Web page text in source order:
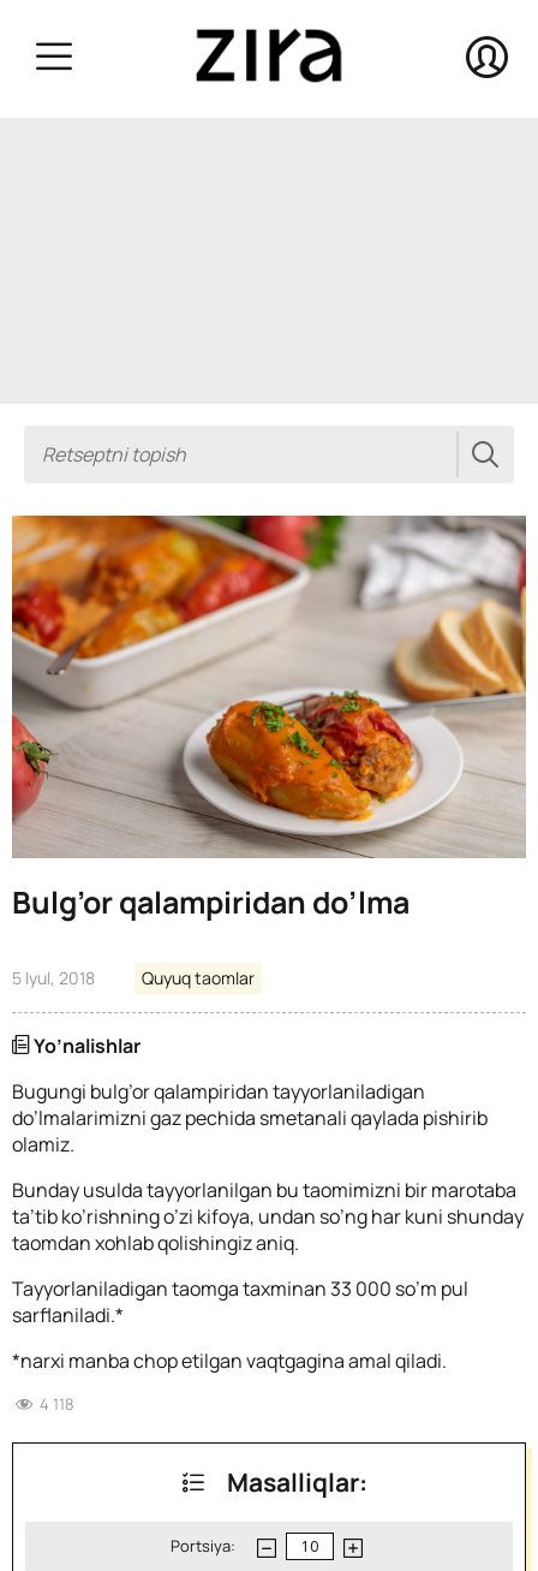
Bulg’or qalampiridan do’lma
5 Iyul, 2018 Quyuq taomlar
Yo’nalishlar
Bugungi bulg’or qalampiridan tayyorlaniladigan
do’lmalarimizni gaz pechida smetanali qaylada pishirib
olamiz.
Bunday usulda tayyorlanilgan bu taomimizni bir marotaba
ta’tib ko’rishning o’zi kifoya, undan so’ng har kuni shunday
taomdan xohlab qolishingiz aniq.
Tayyorlaniladigan taomga taxminan 33 000 so’m pul
sarflaniladi.*
*narxi manba chop etilgan vaqtgagina amal qiladi.
4 118
Masalliqlar:
Portsiya: